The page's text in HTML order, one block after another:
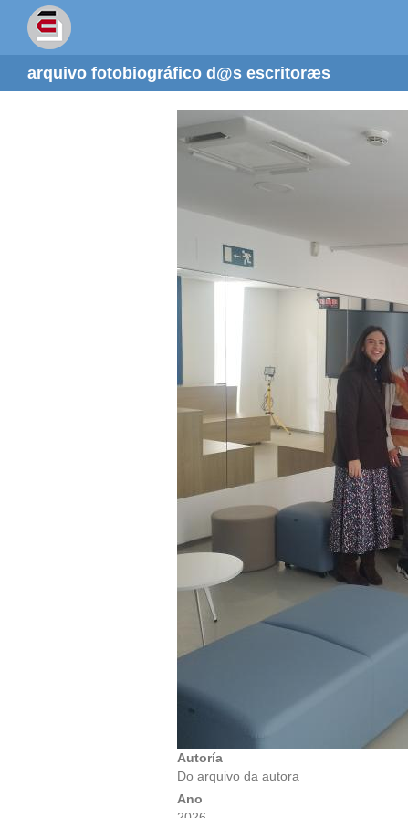
arquivo fotobiográfico d@s escritoræs
Autoría
Do arquivo da autora
Ano